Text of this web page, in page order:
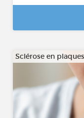
Sclérose en plaques